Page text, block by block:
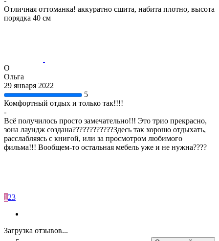
Отличная оттоманка! аккуратно сшита, набита плотно, высота
порядка 40 см
О
Ольга
29 января 2022
5
Комфортный отдых и только так!!!!
-
Всё получилось просто замечательно!!! Это трио прекрасно,
зона лаундж создана????????????Здесь так хорошо отдыхать,
расслабляясь с книгой, или за просмотром любимого
фильма!!! Вообщем-то остальная мебель уже и не нужна????
1 23
Загрузка отзывов...